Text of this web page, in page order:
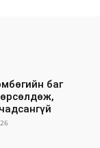
баг